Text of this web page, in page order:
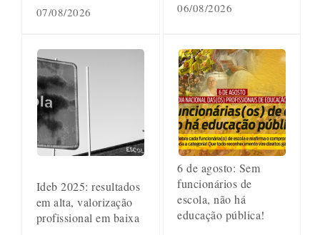
07/08/2026 06/08/2026
Ideb 2025: resultados
em alta, valorização
profissional em baixa
6 de agosto: Sem
funcionários de
escola, não há
educação pública!